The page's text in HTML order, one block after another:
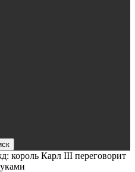
король Карл III переговорит